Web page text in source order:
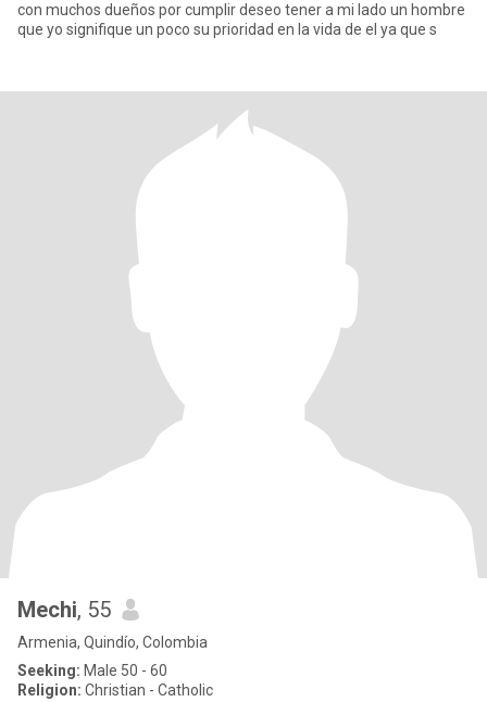
con muchos dueños por cumplir deseo tener a mi lado un hombre
que yo signifique un poco su prioridad en la vida de el ya que s
Mechi, 55
Armenia, Quindío, Colombia
Seeking: Male 50 - 60
Religion: Christian - Catholic